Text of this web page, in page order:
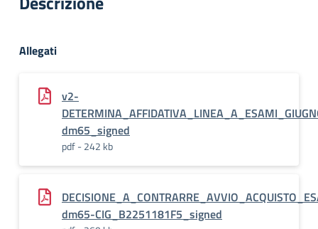
Allegati
v2-
dm65_signed
pdf - 242 kb
dm65-CIG_B2251181F5_signed